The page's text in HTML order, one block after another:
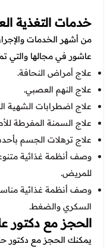
خدمات التغذية
من أشهر الخدمات
عاشور في مجالها والتي
علاج أمراض النحافة.
علاج النهم العصبي.
علاج اضطرابات الشهية
علاج السمنة المفرطة
علاج ترهلات الجسم
وصف أنظمة غذائية
للمريض.
وصف أنظمة غذائية
السكري والضغط.
الحجز مع دكتور
يمكنك الحجز مع دكتور